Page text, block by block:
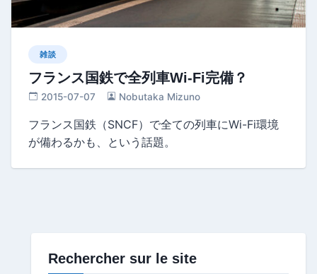
雑談
フランス国鉄で全列車Wi-Fi完備？
2015-07-07 Nobutaka Mizuno
フランス国鉄（SNCF）で全ての列車にWi-Fi環境
が備わるかも、という話題。
Rechercher sur le site